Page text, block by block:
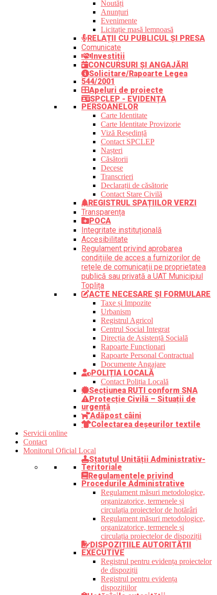
Noutăți
Anunțuri
Evenimente
Licitație masă lemnoasă
RELAȚII CU PUBLICUL ȘI PRESA
Comunicate
Investiții
CONCURSURI ȘI ANGAJĂRI
Solicitare/Rapoarte Legea
544/2001
Apeluri de proiecte
SPCLEP - EVIDENȚA
PERSOANELOR
Carte Identitate
Carte Identitate Provizorie
Viză Reședință
Contact SPCLEP
Nașteri
Căsătorii
Decese
Transcrieri
Declarații de căsătorie
Contact Stare Civilă
REGISTRUL SPAȚIILOR VERZI
Transparența
POCA
Integritate instituțională
Accesibilitate
Regulament privind aprobarea
condițiile de acces a furnizorilor de
rețele de comunicații pe proprietatea
publică sau privată a UAT Municipiul
Toplița
ACTE NECESARE ȘI FORMULARE
Taxe și Impozite
Urbanism
Registrul Agricol
Centrul Social Integrat
Direcția de Asistență Socială
Rapoarte Funcționari
Rapoarte Personal Contractual
Documente Angajare
POLIȚIA LOCALĂ
Contact Poliția Locală
Secțiunea RUTI conform SNA
Protecție Civilă – Situații de
urgență
Adăpost câini
Colectarea deșeurilor textile
Servicii online
Contact
Monitorul Oficial Local
Statutul Unității Administrativ-
Teritoriale
Regulamentele privind
Procedurile Administrative
Regulament măsuri metodologice,
organizatorice, termenele și
circulația proiectelor de hotărâri
Regulament măsuri metodologice,
organizatorice, termenele și
circulația proiectelor de dispoziții
DISPOZIȚIILE AUTORITĂȚII
EXECUTIVE
Registrul pentru evidența proiectelor
de dispoziții
Registrul pentru evidența
dispozițiilor